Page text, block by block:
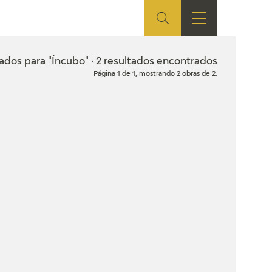
TIENDA EDUCA
para "Íncubo" · 2 resultados encontrados
Página 1 de 1, mostrando 2 obras de 2.